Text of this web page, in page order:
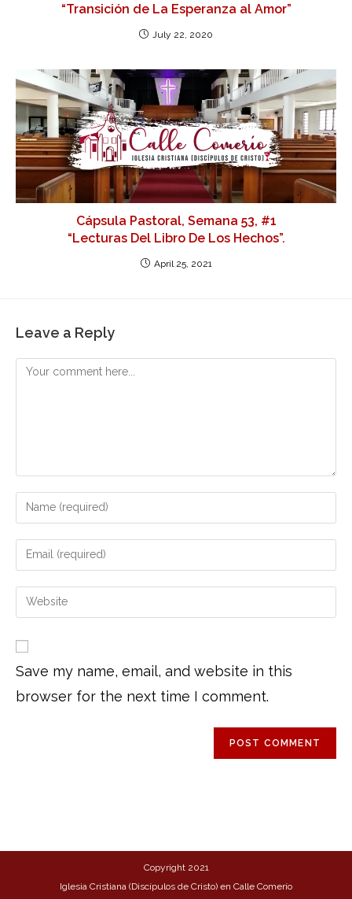
“Transición de La Esperanza al Amor”
July 22, 2020
Cápsula Pastoral, Semana 53, #1
“Lecturas Del Libro De Los Hechos”.
April 25, 2021
Leave a Reply
Save my name, email, and website in this
browser for the next time I comment.
Copyright 2021
Iglesia Cristiana (Discípulos de Cristo) en Calle Comerío